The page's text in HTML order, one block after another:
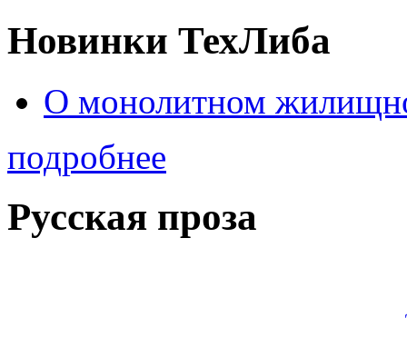
Новинки ТехЛиба
О монолитном
подробнее
Русская проза